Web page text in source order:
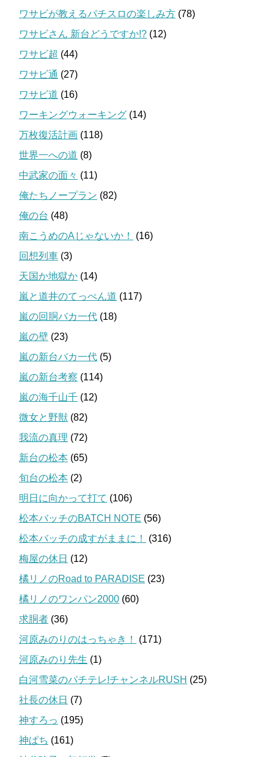
ワサビが教えるパチスロの楽しみ方 (78)
ワサビさん 新台どうですか!? (12)
ワサビ超 (44)
ワサビ通 (27)
ワサビ道 (16)
ワーキングウォーキング (14)
万枚復活計画 (118)
世界一への道 (8)
中武家の面々 (11)
俺たちノープラン (82)
俺の台 (48)
南こうめのAじゃないか！
(16)
回想列車 (3)
天国か地獄か (14)
嵐と道井のてっぺん道 (117)
嵐の回胴バカ一代 (18)
嵐の壁 (23)
嵐の新台バカ一代 (5)
嵐の新台考察 (114)
嵐の海千山千 (12)
微女と野獣 (82)
我流の真理 (72)
新台の松本 (65)
旬台の松本 (2)
明日に向かって打て (106)
松本バッチのBATCH NOTE (56)
松本バッチの成すがままに！
(316)
梅屋の休日 (12)
橘リノのRoad to PARADISE (23)
橘リノのワンパン2000 (60)
求胴者 (36)
河原みのりのはっちゃき！
(171)
河原みのり先生 (1)
白河雪菜のパチテレ!チャンネルRUSH (25)
社長の休日 (7)
神すろっ (195)
神ぱち (161)